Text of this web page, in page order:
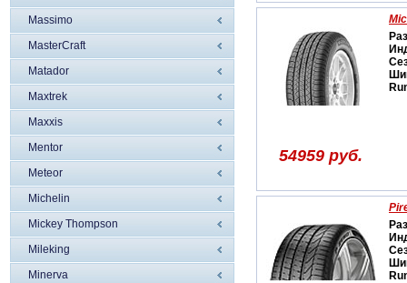
Massimo
MasterCraft
Matador
Maxtrek
Maxxis
Mentor
Meteor
Michelin
Mickey Thompson
Mileking
Minerva
54959 руб.